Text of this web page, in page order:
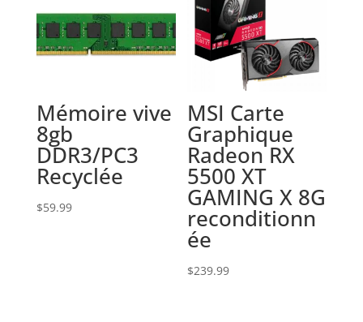
Mémoire vive
8gb
DDR3/PC3
Recyclée
$59.99
MSI Carte
Graphique
Radeon RX
5500 XT
GAMING X 8G
reconditionn
ée
$239.99